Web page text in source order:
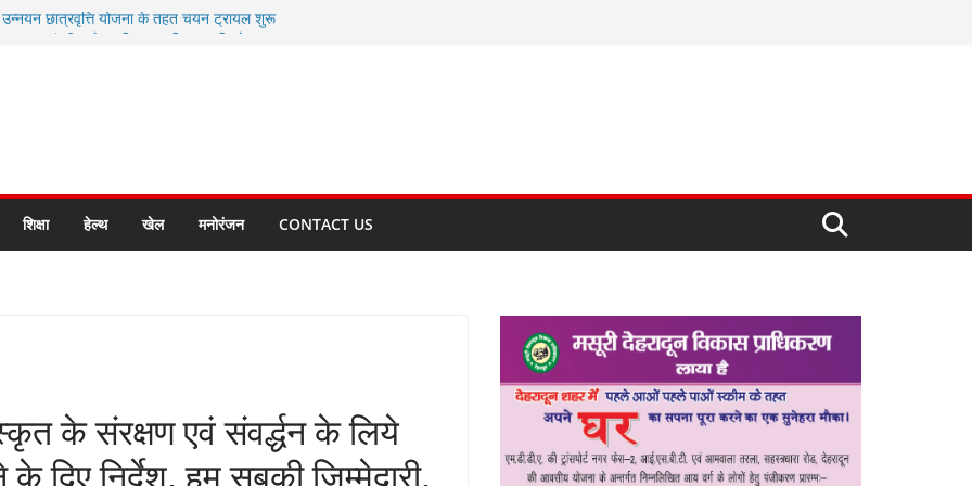
उन्नयन छात्रवृत्ति योजना के तहत चयन ट्रायल शुरू
के लिए अल्मोड़ा की गर्विता भाकुनी का
मित्र कैडेट्स का हुआ है चयन
सबसे बड़ी ताकत : मुख्यमंत्री पुष्कर सिंह धामी
बनाने के संकल्प को करना होगा साकार- मुख्यमंत्री
शिक्षा हेल्थ खेल मनोरंजन CONTACT US
के संरक्षण एवं संवर्द्धन के लिये
दिए निर्देश, हम सबकी जिम्मेदारी,